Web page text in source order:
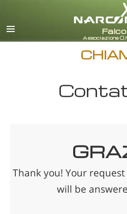
Thank you! Your
will be